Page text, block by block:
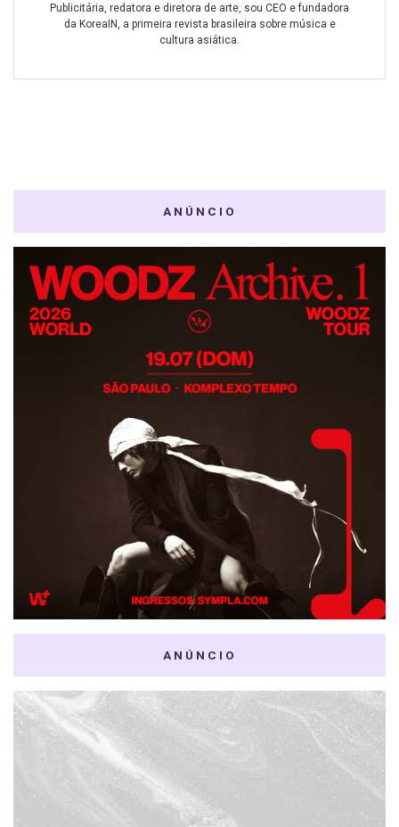
Publicitária, redatora e diretora de arte, sou CEO e fundadora
da KoreaIN, a primeira revista brasileira sobre música e
cultura asiática.
ANÚNCIO
ANÚNCIO